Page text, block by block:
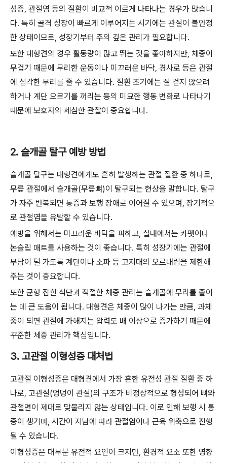
성증, 관절염 등의 질환이 비교적 이르게 나타나는 경우가 많습니
다. 특히 골격 성장이 빠르게 이루어지는 시기에는 관절이 불안정
한 상태이므로, 성장기부터 주의 깊은 관리가 필요합니다.
또한 대형견의 경우 활동량이 많고 뛰는 것을 좋아하지만, 체중이
무겁기 때문에 무리한 운동이나 미끄러운 바닥, 경사로 등은 관절
에 심각한 무리를 줄 수 있습니다. 질환 초기에는 잘 걷지 않으려
하거나 계단 오르기를 꺼리는 등의 미묘한 행동 변화로 나타나기
때문에 보호자의 세심한 관찰이 중요합니다.
2. 슬개골 탈구 예방 방법
슬개골 탈구는 대형견에게도 흔히 발생하는 관절 질환 중 하나로,
무릎 관절에서 슬개골(무릎뼈)이 탈구되는 현상을 말합니다. 탈구
가 자주 반복되면 통증과 보행 장애로 이어질 수 있으며, 장기적으
로 관절염을 유발할 수 있습니다.
예방을 위해서는 미끄러운 바닥을 피하고, 실내에서는 카펫이나
논슬립 매트를 사용하는 것이 좋습니다. 특히 성장기에는 관절에
부담이 덜 가도록 계단이나 소파 등 고지대의 오르내림을 제한해
주는 것이 중요합니다.
또한 균형 잡힌 식단과 적절한 체중 관리는 슬개골에 무리를 줄이
는 데 큰 도움이 됩니다. 대형견은 체중이 많이 나가는 만큼, 과체
중이 되면 관절에 가해지는 압력도 배 이상으로 증가하기 때문에
꾸준한 체중 관리가 핵심입니다.
3. 고관절 이형성증 대처법
고관절 이형성증은 대형견에서 가장 흔한 유전성 관절 질환 중 하
나로, 고관절(엉덩이 관절)의 구조가 비정상적으로 형성되어 뼈와
관절면이 제대로 맞물리지 않는 상태입니다. 이로 인해 보행 시 통
증이 생기며, 시간이 지남에 따라 관절염이나 근육 위축으로 진행
될 수 있습니다.
이형성증은 대부분 유전적 요인이 크지만, 환경적 요소 또한 영향